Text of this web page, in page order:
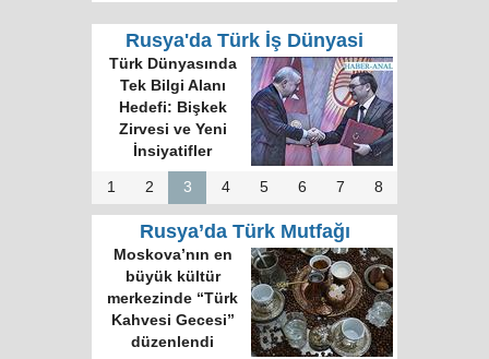
Rusya'da Türk İş Dünyasi
Türk Dünyası 34
Harfli Ortak Alfabe
Üzerinde Uzlaşı
Sağlandı
1 2 3 4 5 6 7 8
Rusya’da Türk Mutfağı
Rus gazete:
Kokoreç İstanbul
sokak mutfağının
kralı